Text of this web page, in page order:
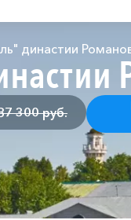
династии
300 руб.